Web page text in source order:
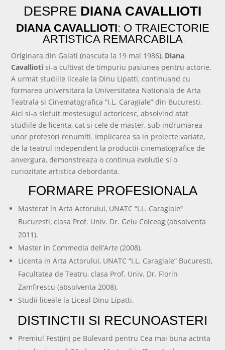
DESPRE DIANA CAVALLIOTI
DIANA CAVALLIOTI: O TRAIECTORIE
ARTISTICA REMARCABILA
Originara din Galati (nascuta la 19 mai 1986), Diana
Cavallioti si-a cultivat de timpuriu pasiunea pentru actorie.
A urmat studiile liceale la Dinu Lipatti, continuand cu
formarea universitara la Universitatea Nationala de Arta
Teatrala si Cinematografica “I.L. Caragiale” din Bucuresti.
Aici si-a slefuit mestesugul actoricesc, absolvind atat
studiile de licenta, cat si cele de master, sub indrumarea
unor profesori renumiti. Implicarea sa in proiecte variate,
de la teatrul independent la productii cinematografice de
anvergura, demonstreaza o continua evolutie si o
curiozitate artistica debordanta.
FORMARE PROFESIONALA
Masterat in Arta Actorului, UNATC “I.L. Caragiale”
Bucuresti, clasa Prof. Univ. Dr. Gelu Colceag (absolventa
2011).
Master in Commedia dell’Arte (2008).
Licenta in Arta Actorului, UNATC “I.L. Caragiale” Bucuresti,
Facultatea de Teatru, clasa Prof. Univ. Dr. Florin
Zamfirescu (absolventa 2008).
Studii liceale la Liceul Dinu Lipatti.
DISTINCTII SI RECUNOASTERI
Premiul Fest(in) pe Bulevard pentru Cea mai buna actrita